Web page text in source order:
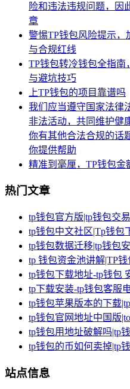
险和违法违规问题，因
章
警惕TP钱包风险提示
与合规红线
TP钱包转冷钱包全指南
与避坑技巧
上TP钱包的项目靠谱吗
我们应当遵守国家法律
非法活动，共同维护健
你有其他合法合规的话
你提供帮助
精准到毫厘，TP钱包金
热门文章
tp钱包官方版|tp钱包交
tp钱包中文社区|Tp钱包
tp钱包数据迁移|tp钱包
tp 钱包资金池讲解|TP
tp钱包下载地址-tp钱包
tp下载安装-tp钱包客服
tp钱包苹果版本的下载
tp钱包官网地址中国版
tp钱包用地址破解吗|tp
tp钱包的币如何卖掉|tp
站点信息